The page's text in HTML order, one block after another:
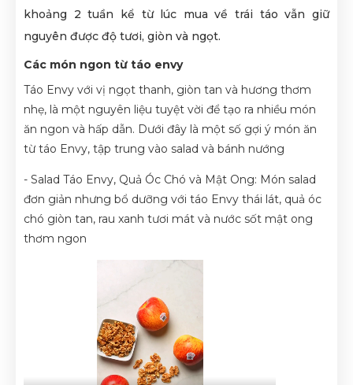
khoảng 2 tuần kể từ lúc mua về trái táo vẫn giữ
nguyên được độ tươi, giòn và ngọt.
Các món ngon từ táo envy
Táo Envy với vị ngọt thanh, giòn tan và hương thơm
nhẹ, là một nguyên liệu tuyệt vời để tạo ra nhiều món
ăn ngon và hấp dẫn. Dưới đây là một số gợi ý món ăn
từ táo Envy, tập trung vào salad và bánh nướng
- Salad Táo Envy, Quả Óc Chó và Mật Ong: Món salad
đơn giản nhưng bổ dưỡng với táo Envy thái lát, quả óc
chó giòn tan, rau xanh tươi mát và nước sốt mật ong
thơm ngon